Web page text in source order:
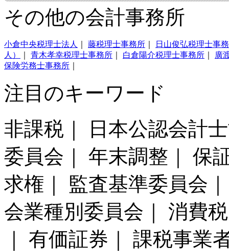
その他の会計事務所
小倉中央税理士法人 藤税理士事務所
日山俊弘税理士事
人）
青木孝幸税理士事務所 白倉陽介税理士事務所
廣
保険労務士事務所
注目のキーワード
非課税｜ 日本公認会計
委員会｜ 年末調整｜ 保
求権｜ 監査基準委員会
会業種別委員会｜ 消費
｜ 有価証券｜ 課税事業